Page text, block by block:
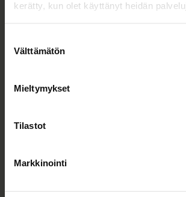
kerätty, kun olet käyttänyt heidän
valinta
Välttämätön
Mieltymykset
Tilastot
Markkinointi
hyvinvoiva työelämä on yhteinen